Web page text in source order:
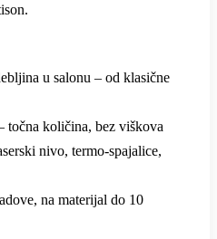
u salonu – od klasične
točna količina, bez viškova
nivo, termo-spajalice,
na materijal do 10